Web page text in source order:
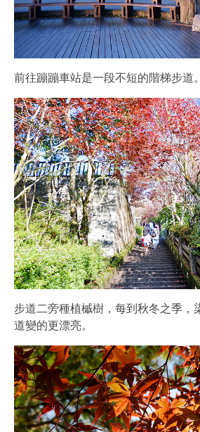
前往蹦蹦車站是一段不短的階梯步道。
步道二旁種植槭樹，每到秋冬之季，
道變的更漂亮。